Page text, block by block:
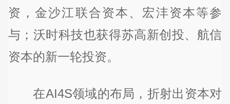
资，金沙江联合资本、宏沣资本等参
与；沃时科技也获得苏高新创投、航信
资本的新一轮投资。
在AI4S领域的布局，折射出资本对